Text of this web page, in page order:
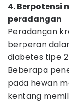
4. Berpotensi
peradangan
Peradangan
berperan
diabetes tipe
Beberapa
pada hewan
kentang